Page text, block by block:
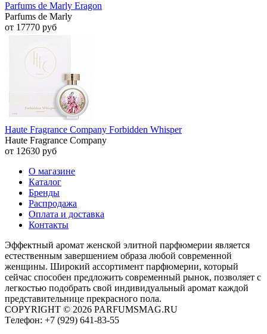
Parfums de Marly Eragon
Parfums de Marly
от 17770 руб
Haute Fragrance Company Forbidden Whisper
Haute Fragrance Company
от 12630 руб
О магазине
Каталог
Бренды
Распродажа
Оплата и доставка
Контакты
Эффектный аромат женской элитной парфюмерии является
естественным завершением образа любой современной
женщины. Широкий ассортимент парфюмерии, который
сейчас способен предложить современный рынок, позволяет с
легкостью подобрать свой индивидуальный аромат каждой
представительнице прекрасного пола.
COPYRIGHT © 2026 PARFUMSMAG.RU
Tелефон: +7 (929) 641-83-55